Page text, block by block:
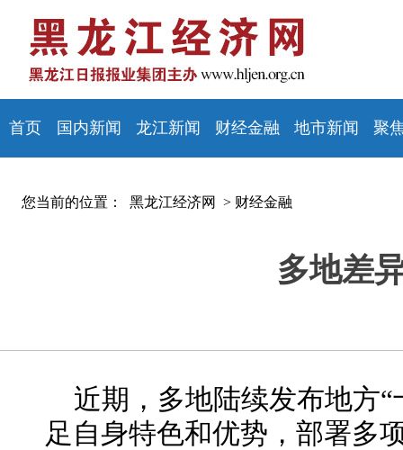
首页 国内新闻 龙江新闻 财经金融 地市新闻 聚
您当前的位置： 黑龙江经济网 > 财经金融
多地差
近期，多地陆续发布地方
足自身特色和优势，部署多